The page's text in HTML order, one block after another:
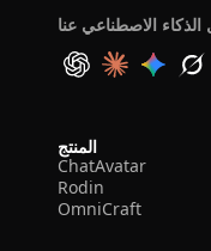
الذكاء الاصطناعي عنا
المنتج
ChatAvatar
Rodin
OmniCraft